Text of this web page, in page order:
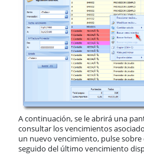
A continuación, se le abrirá una
consultar los vencimientos
un nuevo vencimiento, pulse
seguido del último vencimiento